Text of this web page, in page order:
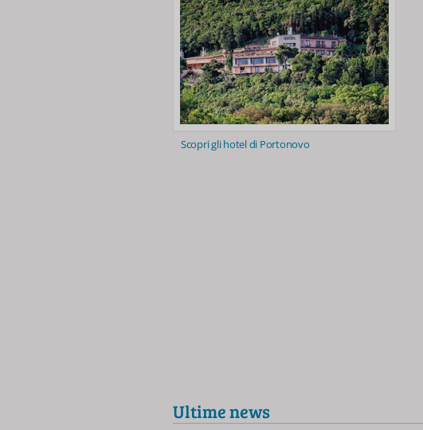
Scopri gli hotel di Portonovo
Ultime news